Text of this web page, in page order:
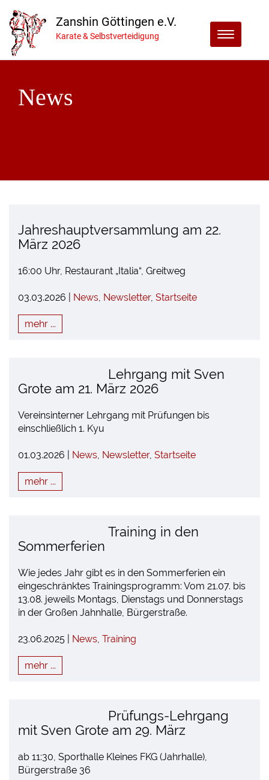
Menu
Zanshin Göttingen e.V.
Karate & Selbstverteidigung
News
Jahreshauptversammlung am 22.
März 2026
16:00 Uhr, Restaurant „Italia“, Greitweg
03.03.2026 | News, Newsletter, Startseite
mehr ...
Lehrgang mit Sven
Grote am 21. März 2026
Vereinsinterner Lehrgang mit Prüfungen bis
einschließlich 1. Kyu
01.03.2026 | News, Newsletter, Startseite
mehr ...
Training in den
Sommerferien
Wie jedes Jahr gibt es in den Sommerferien ein
eingeschränktes Trainingsprogramm: Vom 21.07. bis
13.08. jeweils Montags, Dienstags und Donnerstags
in der Großen Jahnhalle, Bürgerstraße.
23.06.2025 | News, Training
mehr ...
Prüfungs-Lehrgang
mit Sven Grote am 29. März
ab 11:30, Sporthalle Kleines FKG (Jahrhalle),
Bürgerstraße 36